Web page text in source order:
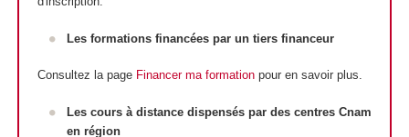
Les formations financées par un tiers financeur
Consultez la page Financer ma formationpour en savoir plus.
Les cours à distance dispensés par des centres Cnam
en région